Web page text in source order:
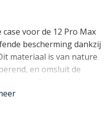
voor de 12 Pro Max
bescherming dankzij
materiaal is van nature
en omsluit de
randje rond het